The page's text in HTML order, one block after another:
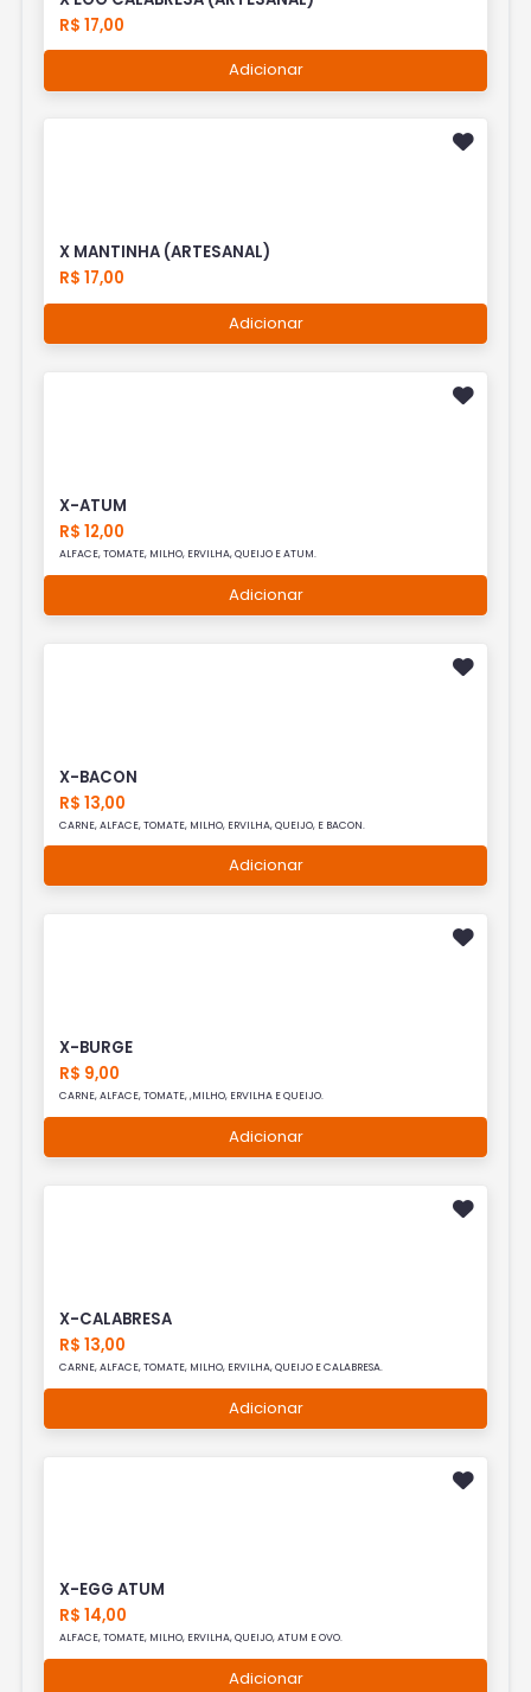
R$ 17,00
Adicionar
X MANTINHA (ARTESANAL)
R$ 17,00
Adicionar
X-ATUM
R$ 12,00
ALFACE, TOMATE, MILHO, ERVILHA, QUEIJO E ATUM.
Adicionar
X-BACON
R$ 13,00
CARNE, ALFACE, TOMATE, MILHO, ERVILHA, QUEIJO, E BACON.
Adicionar
X-BURGE
R$ 9,00
CARNE, ALFACE, TOMATE, ,MILHO, ERVILHA E QUEIJO.
Adicionar
X-CALABRESA
R$ 13,00
CARNE, ALFACE, TOMATE, MILHO, ERVILHA, QUEIJO E CALABRESA.
Adicionar
X-EGG ATUM
R$ 14,00
ALFACE, TOMATE, MILHO, ERVILHA, QUEIJO, ATUM E OVO.
Adicionar